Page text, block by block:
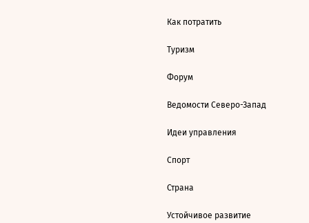
Как потратить
Туризм
Форум
Ведомости Северо-Запад
Идеи управления
Спорт
Страна
Устойчивое развитие